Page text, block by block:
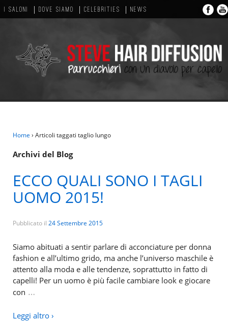
I SALONI DOVE SIAMO CELEBRITIES NEWS
Home › Articoli taggati taglio lungo
Archivi del Blog
ECCO QUALI SONO I TAGLI
UOMO 2015!
Pubblicato il 24 Settembre 2015
Siamo abituati a sentir parlare di acconciature per donna
fashion e all’ultimo grido, ma anche l’universo maschile è
attento alla moda e alle tendenze, soprattutto in fatto di
capelli! Per un uomo è più facile cambiare look e giocare
con …
Leggi altro ›